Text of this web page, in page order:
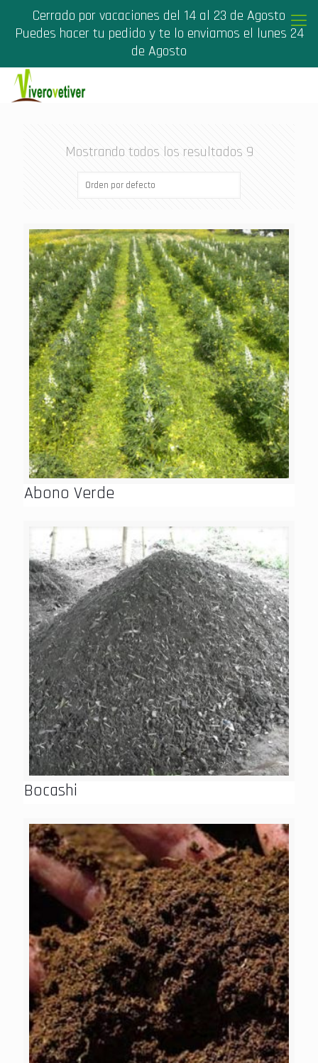
Cerrado por vacaciones del 14 al 23 de Agosto
Puedes hacer tu pedido y te lo enviamos el lunes 24
de Agosto
Mostrando todos los resultados 9
Abono Verde
Bocashi